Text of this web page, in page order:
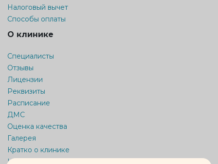
Налоговый вычет
Способы оплаты
О клинике
Специалисты
Отзывы
Лицензии
Реквизиты
Расписание
ДМС
Оценка качества
Галерея
Кратко о клинике
Карта сайта